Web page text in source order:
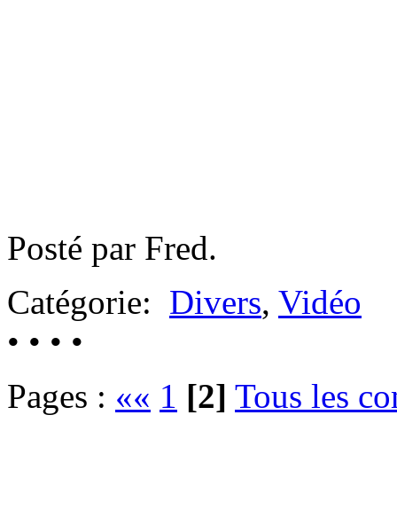
Posté par Fred.
Catégorie: Divers, Vidéo
• • • •
Pages : «« 1 [2] Tous les